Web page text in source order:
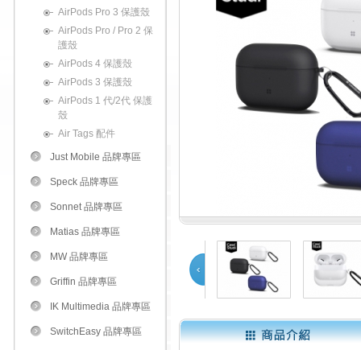
AirPods Pro 3 保護殼
AirPods Pro / Pro 2 保
護殼
AirPods 4 保護殼
AirPods 3 保護殼
AirPods 1 代/2代 保護
殼
Air Tags 配件
Just Mobile 品牌專區
Speck 品牌專區
Sonnet 品牌專區
Matias 品牌專區
MW 品牌專區
Griffin 品牌專區
IK Multimedia 品牌專區
SwitchEasy 品牌專區